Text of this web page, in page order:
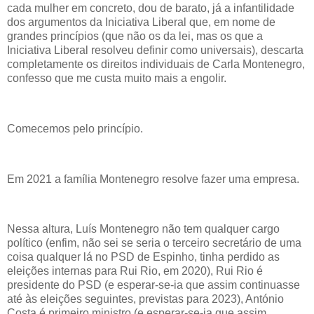
cada mulher em concreto, dou de barato, já a infantilidade
dos argumentos da Iniciativa Liberal que, em nome de
grandes princípios (que não os da lei, mas os que a
Iniciativa Liberal resolveu definir como universais), descarta
completamente os direitos individuais de Carla Montenegro,
confesso que me custa muito mais a engolir.
Comecemos pelo princípio.
Em 2021 a família Montenegro resolve fazer uma empresa.
Nessa altura, Luís Montenegro não tem qualquer cargo
político (enfim, não sei se seria o terceiro secretário de uma
coisa qualquer lá no PSD de Espinho, tinha perdido as
eleições internas para Rui Rio, em 2020), Rui Rio é
presidente do PSD (e esperar-se-ia que assim continuasse
até às eleições seguintes, previstas para 2023), António